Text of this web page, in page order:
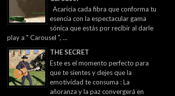
Acaricia cada fibra que conforma tu
esencia con la espectacular gama
sónica que estás por recibir al darle
play a " Carousel ", ...
THE SECRET
Este es el momento perfecto para
que te sientes y dejes que la
emotividad te consuma : La
añoranza y la paz convergerá en